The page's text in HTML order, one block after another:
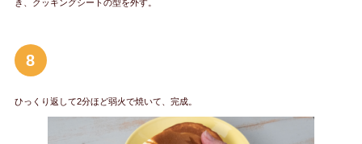
き、クッキングシートの型を外す。
8
ひっくり返して2分ほど弱火で焼いて、完成。